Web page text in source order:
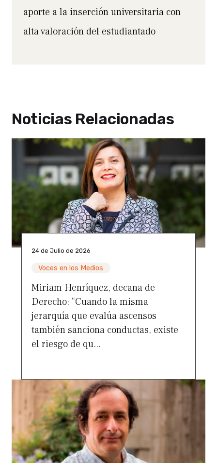
aporte a la inserción universitaria con
alta valoración del estudiantado
Noticias Relacionadas
24 de Julio de 2026
Voces en los Medios
Miriam Henríquez, decana de
Derecho: “Cuando la misma
jerarquía que evalúa ascensos
también sanciona conductas, existe
el riesgo de qu...